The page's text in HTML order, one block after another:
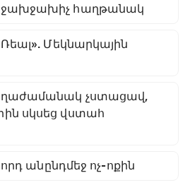
ջախջախիչ հաղթանակ
Մեկնարկային
չստացավ,
սկսեց վստահ
անընդմեջ ոչ-ոքին